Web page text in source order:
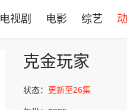
电视剧 电影 综艺
克金玩家
状态： 更新至26集